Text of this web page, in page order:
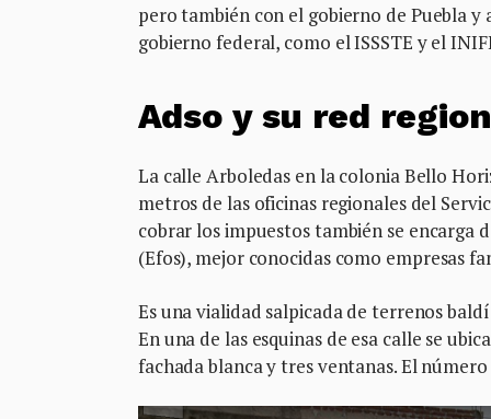
pero también con el gobierno de Puebla
gobierno federal, como el ISSSTE y el
Adso y su red
La calle Arboledas en la colonia Bello
metros de las oficinas regionales del
cobrar los impuestos también se encarga
(Efos), mejor conocidas como empresas
Es una vialidad salpicada de terrenos
En una de las esquinas de esa calle se
fachada blanca y tres ventanas. El